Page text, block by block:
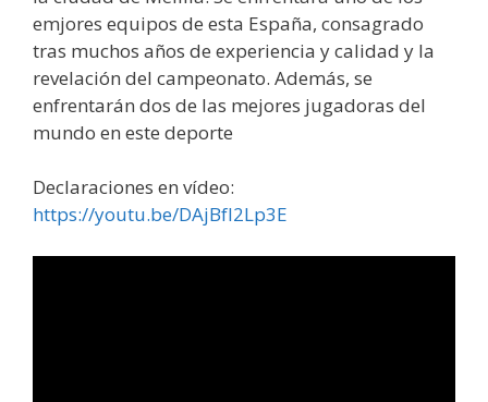
emjores equipos de esta España, consagrado
tras muchos años de experiencia y calidad y la
revelación del campeonato. Además, se
enfrentarán dos de las mejores jugadoras del
mundo en este deporte
Declaraciones en vídeo:
https://youtu.be/DAjBfI2Lp3E